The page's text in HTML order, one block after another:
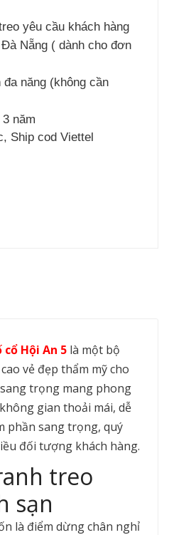
yêu cầu khách hàng
Nẵng ( dành cho đơn
năng (không cần
năm
Ship cod Viettel
Hội An 5 là một bộ
vẻ đẹp thẩm mỹ cho
trọng mang phong
gian thoải mái, dễ
phần sang trọng, quý
đối tượng khách hàng.
treo
sạn
là điểm dừng chân nghỉ